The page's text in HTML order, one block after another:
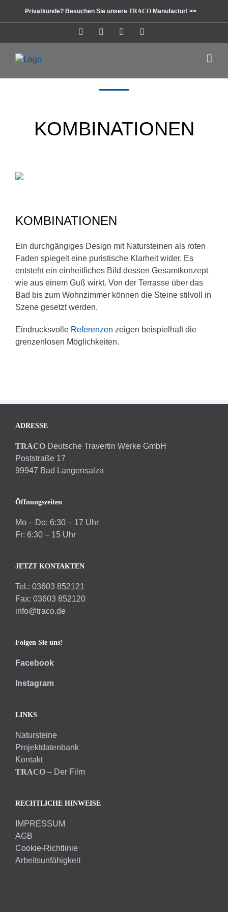
Privatkunde? Besuchen Sie unsere TRACO Manufactur! >>
InstagramFacebookPinterest
KOMBINATIONEN
KOMBINATIONEN
Ein durchgängiges Design mit Natursteinen als roten
Faden spiegelt eine puristische Klarheit wider. Es
entsteht ein einheitliches Bild dessen Gesamtkonzept
wie aus einem Guß wirkt. Von der Terrasse über das
Bad bis zum Wohnzimmer können die Steine stilvoll in
Szene gesetzt werden.
Eindrucksvolle Referenzen zeigen beispielhaft die
grenzenlosen Möglichkeiten.
ADRESSE
TRACO Deutsche Travertin Werke GmbH
Poststraße 17
99947 Bad Langensalza
Öffnungszeiten
Mo – Do: 6:30 – 17 Uhr
Fr: 6:30 – 15 Uhr
JETZT KONTAKTEN
Tel.: 03603 852121
Fax: 03603 852120
info@traco.de
Folgen Sie uns!
Facebook
Instagram
LINKS
Natursteine
Projektdatenbank
Kontakt
TRACO – Der Film
RECHTLICHE HINWEISE
IMPRESSUM
AGB
Cookie-Richtlinie
Arbeitsunfähigkeit